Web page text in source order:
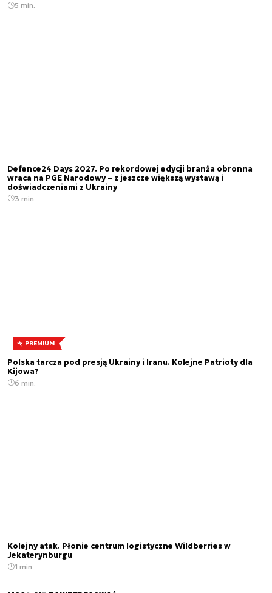
5 min.
Defence24 Days 2027. Po rekordowej edycji branża obronna
wraca na PGE Narodowy – z jeszcze większą wystawą i
doświadczeniami z Ukrainy
3 min.
PREMIUM
Polska tarcza pod presją Ukrainy i Iranu. Kolejne Patrioty dla
Kijowa?
6 min.
Kolejny atak. Płonie centrum logistyczne Wildberries w
Jekaterynburgu
1 min.